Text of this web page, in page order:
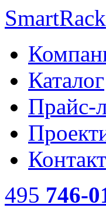
SmartRack
Каталог
Прайс-
495 746-